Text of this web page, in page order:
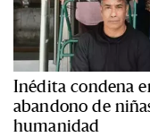
Inédita condena
abandono de
humanidad